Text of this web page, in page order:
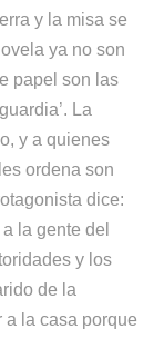
y la misa se
ya no son
papel son las
La
y a quienes
ordena son
dice:
la gente del
y los
de la
a la casa porque